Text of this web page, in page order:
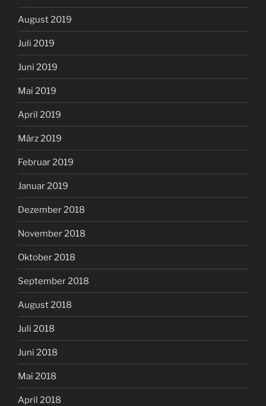
August 2019
Juli 2019
Juni 2019
Mai 2019
April 2019
März 2019
Februar 2019
Januar 2019
Dezember 2018
November 2018
Oktober 2018
September 2018
August 2018
Juli 2018
Juni 2018
Mai 2018
April 2018